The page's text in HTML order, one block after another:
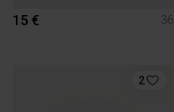
15 € 36
2